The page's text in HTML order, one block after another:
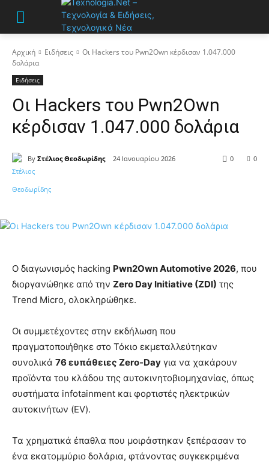
Αρχική Ειδήσεις
Οι Hackers του Pwn2Own κέρδισαν 1.047.000
δολάρια
Ειδήσεις
Οι Hackers του Pwn2Own
κέρδισαν 1.047.000 δολάρια
By Στέλιος Θεοδωρίδης 24 Ιανουαρίου 2026 0
0
Ο διαγωνισμός hacking Pwn2Own Automotive 2026, που
διοργανώθηκε από την Zero Day Initiative (ZDI) της
Trend Micro, ολοκληρώθηκε.
Οι συμμετέχοντες στην εκδήλωση που
πραγματοποιήθηκε στο Τόκιο εκμεταλλεύτηκαν
συνολικά 76 ευπάθειες Zero-Day για να χακάρουν
προϊόντα του κλάδου της αυτοκινητοβιομηχανίας, όπως
συστήματα infotainment και φορτιστές ηλεκτρικών
αυτοκινήτων (EV).
Τα χρηματικά έπαθλα που μοιράστηκαν ξεπέρασαν το
ένα εκατομμύριο δολάρια, φτάνοντας συγκεκριμένα